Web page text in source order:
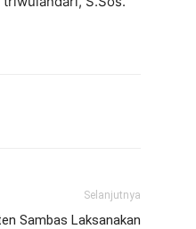
Selanjutnya
Sambas Laksanakan